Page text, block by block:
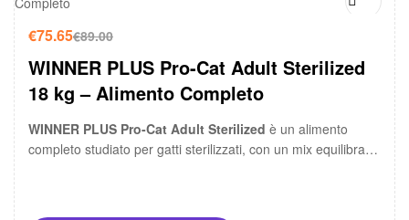
€89.00
€75.65
WINNER PLUS Pro-Cat Adult Sterilized
18 kg – Alimento Completo
WINNER PLUS Pro-Cat Adult Sterilized è un alimento
completo studiato per gatti sterilizzati, con un mix equilibrato